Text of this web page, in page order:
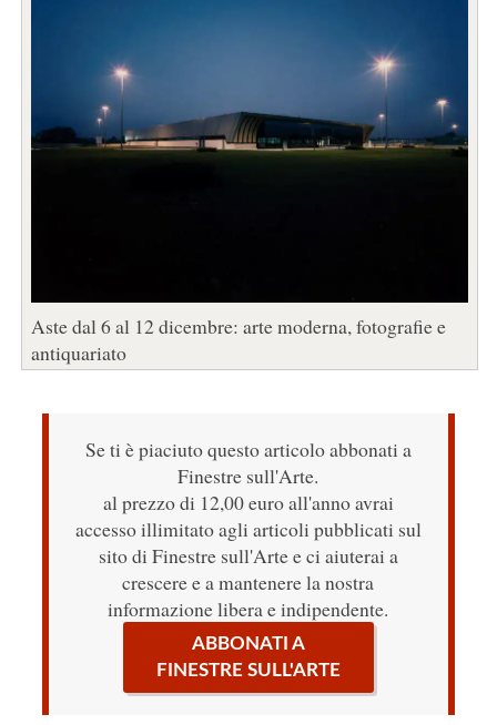
Aste dal 6 al 12 dicembre: arte moderna, fotografie e
antiquariato
Se ti è piaciuto questo articolo abbonati a
Finestre sull'Arte.
al prezzo di 12,00 euro all'anno avrai
accesso illimitato agli articoli pubblicati sul
sito di Finestre sull'Arte e ci aiuterai a
crescere e a mantenere la nostra
informazione libera e indipendente.
ABBONATI A
FINESTRE SULL'ARTE